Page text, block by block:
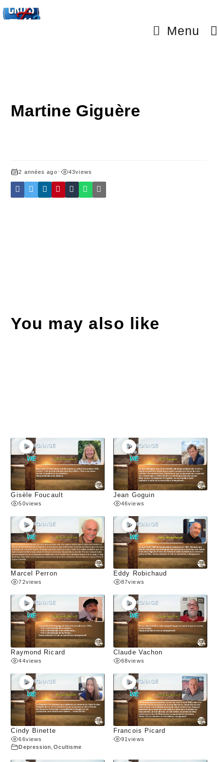
Menu
Martine Giguère
2 années ago• 43views
You may also like
Gisèle Foucault
50views
Jean Goguin
46views
Marcel Perron
72views
Eddy Robichaud
87views
Raymond Ricard
44views
Claude Vachon
68views
Cindy Binette
66views
Depression Ocultisme
Francois Picard
91views